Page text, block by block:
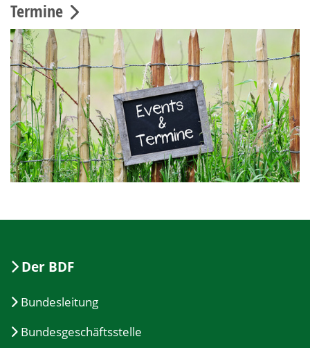
Termine
Der BDF
Bundesleitung
Bundesgeschäftsstelle